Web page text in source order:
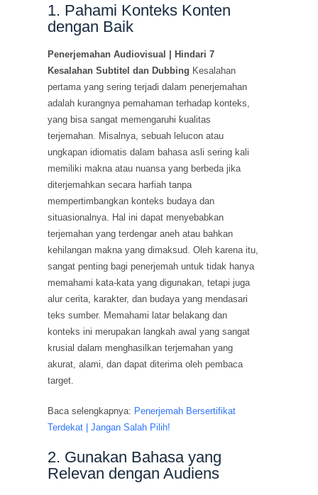
1. Pahami Konteks Konten
dengan Baik
Penerjemahan Audiovisual | Hindari 7
Kesalahan Subtitel dan Dubbing Kesalahan
pertama yang sering terjadi dalam penerjemahan
adalah kurangnya pemahaman terhadap konteks,
yang bisa sangat memengaruhi kualitas
terjemahan. Misalnya, sebuah lelucon atau
ungkapan idiomatis dalam bahasa asli sering kali
memiliki makna atau nuansa yang berbeda jika
diterjemahkan secara harfiah tanpa
mempertimbangkan konteks budaya dan
situasionalnya. Hal ini dapat menyebabkan
terjemahan yang terdengar aneh atau bahkan
kehilangan makna yang dimaksud. Oleh karena itu,
sangat penting bagi penerjemah untuk tidak hanya
memahami kata-kata yang digunakan, tetapi juga
alur cerita, karakter, dan budaya yang mendasari
teks sumber. Memahami latar belakang dan
konteks ini merupakan langkah awal yang sangat
krusial dalam menghasilkan terjemahan yang
akurat, alami, dan dapat diterima oleh pembaca
target.
Baca selengkapnya: Penerjemah Bersertifikat
Terdekat | Jangan Salah Pilih!
2. Gunakan Bahasa yang
Relevan dengan Audiens